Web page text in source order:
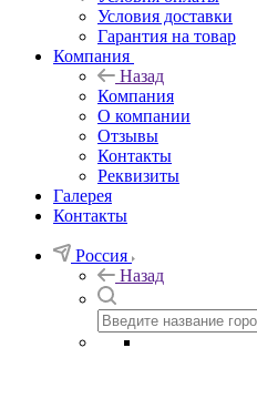
Условия доставки
Гарантия на товар
Компания
Назад
Компания
О компании
Отзывы
Контакты
Реквизиты
Галерея
Контакты
Россия
Назад